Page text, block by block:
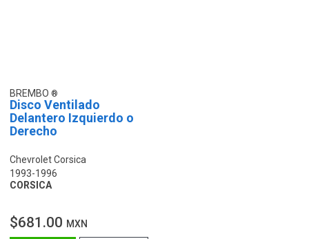
BREMBO
Disco Ventilado
Delantero Izquierdo o
Derecho
Chevrolet Corsica
1993-1996
CORSICA
$681.00 MXN